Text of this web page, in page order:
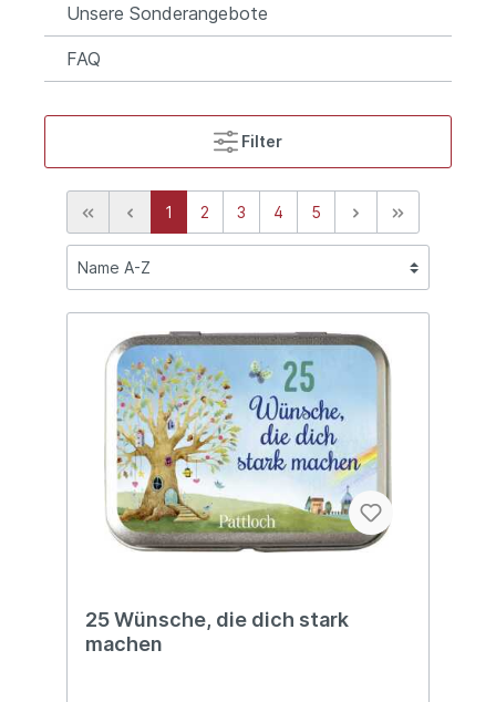
Unsere Sonderangebote
FAQ
Filter
1 2 3 4 5
25 Wünsche, die dich stark
machen